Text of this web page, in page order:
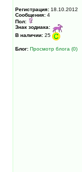
Регистрация: 18.10.2012
Сообщения: 4
Пол:
Знак зодиака:
В наличии: 25
Блог: Просмотр блога (0)